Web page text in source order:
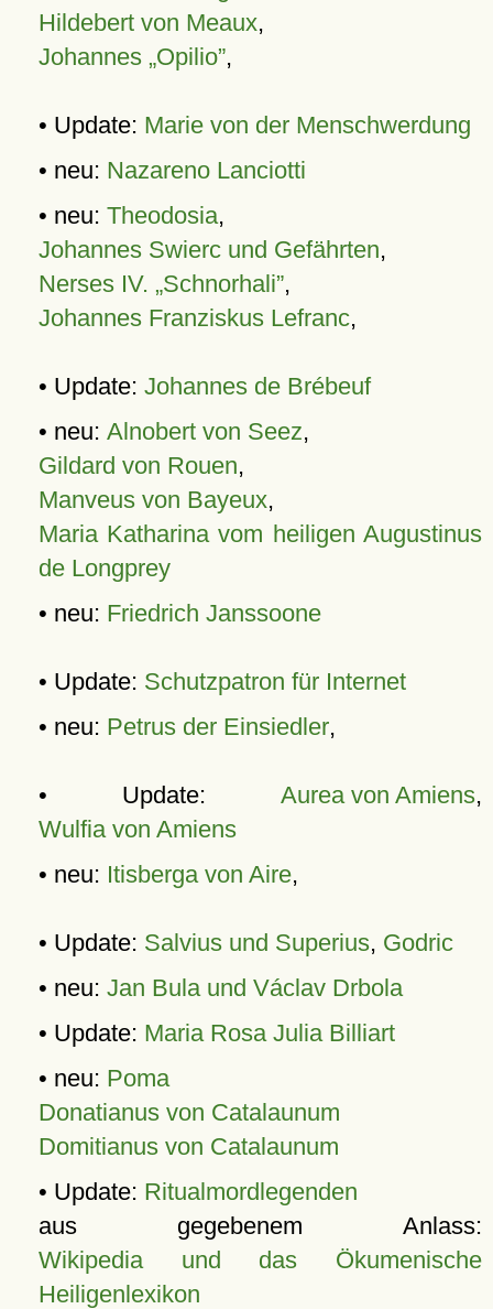
Hildebert von Meaux,
Johannes „Opilio”,
• Update: Marie von der Menschwerdung
• neu: Nazareno Lanciotti
• neu: Theodosia,
Johannes Swierc und Gefährten,
Nerses IV. „Schnorhali”,
Johannes Franziskus Lefranc,
• Update: Johannes de Brébeuf
• neu: Alnobert von Seez,
Gildard von Rouen,
Manveus von Bayeux,
Maria Katharina vom heiligen Augustinus
de Longprey
• neu: Friedrich Janssoone
• Update: Schutzpatron für Internet
• neu: Petrus der Einsiedler,
• Update: Aurea von Amiens,
Wulfia von Amiens
• neu: Itisberga von Aire,
• Update: Salvius und Superius, Godric
• neu: Jan Bula und Václav Drbola
• Update: Maria Rosa Julia Billiart
• neu: Poma
Donatianus von Catalaunum
Domitianus von Catalaunum
• Update: Ritualmordlegenden
aus gegebenem Anlass:
Wikipedia und das Ökumenische
Heiligenlexikon